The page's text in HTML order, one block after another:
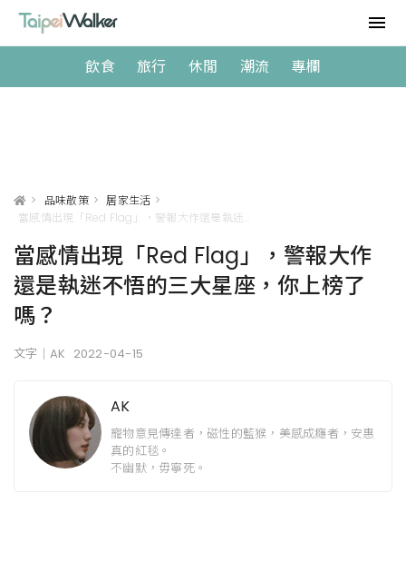
飲食 旅行 休閒 潮流 專欄
> 品味散策 > 居家生活 >
當感情出現「Red Flag」，警報大作
還是執迷不悟的三大星座，你上榜了
嗎？
文字｜AK 2022-04-15
AK
寵物意見傳達者，磁性的藍猴，美感成癮者，安惠
真的紅毯。
不幽默，毋寧死。